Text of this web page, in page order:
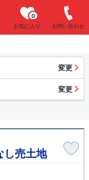
お気に入り
0
お問い合わせ
変更
変更
売土地